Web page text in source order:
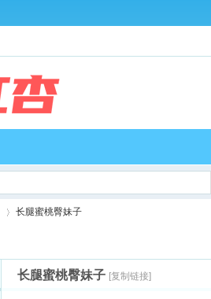
长腿蜜桃臀妹子
长腿蜜桃臀妹子 [复制链接]